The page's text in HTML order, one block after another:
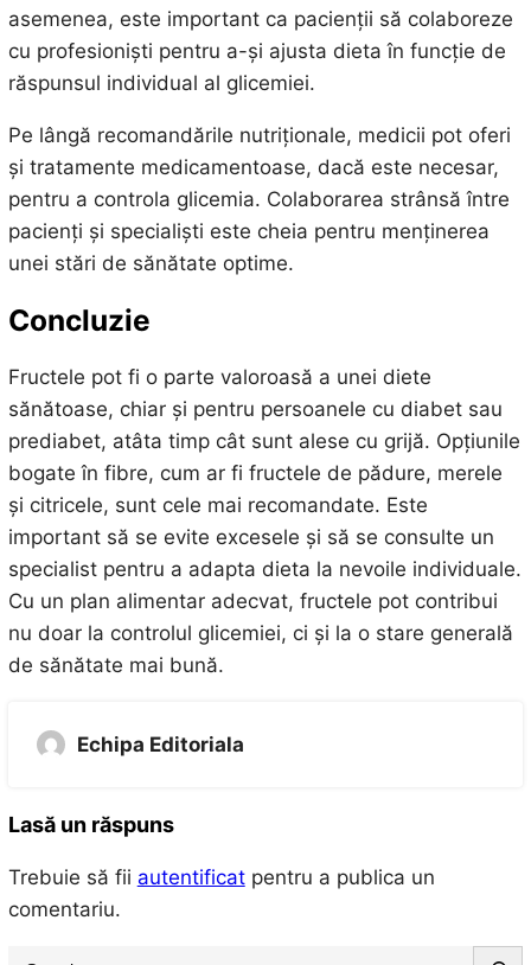
asemenea, este important ca pacienții să colaboreze
cu profesioniști pentru a-și ajusta dieta în funcție de
răspunsul individual al glicemiei.
Pe lângă recomandările nutriționale, medicii pot oferi
și tratamente medicamentoase, dacă este necesar,
pentru a controla glicemia. Colaborarea strânsă între
pacienți și specialiști este cheia pentru menținerea
unei stări de sănătate optime.
Concluzie
Fructele pot fi o parte valoroasă a unei diete
sănătoase, chiar și pentru persoanele cu diabet sau
prediabet, atâta timp cât sunt alese cu grijă. Opțiunile
bogate în fibre, cum ar fi fructele de pădure, merele
și citricele, sunt cele mai recomandate. Este
important să se evite excesele și să se consulte un
specialist pentru a adapta dieta la nevoile individuale.
Cu un plan alimentar adecvat, fructele pot contribui
nu doar la controlul glicemiei, ci și la o stare generală
de sănătate mai bună.
Echipa Editoriala
Lasă un răspuns
Trebuie să fii autentificatpentru a publica un
comentariu.